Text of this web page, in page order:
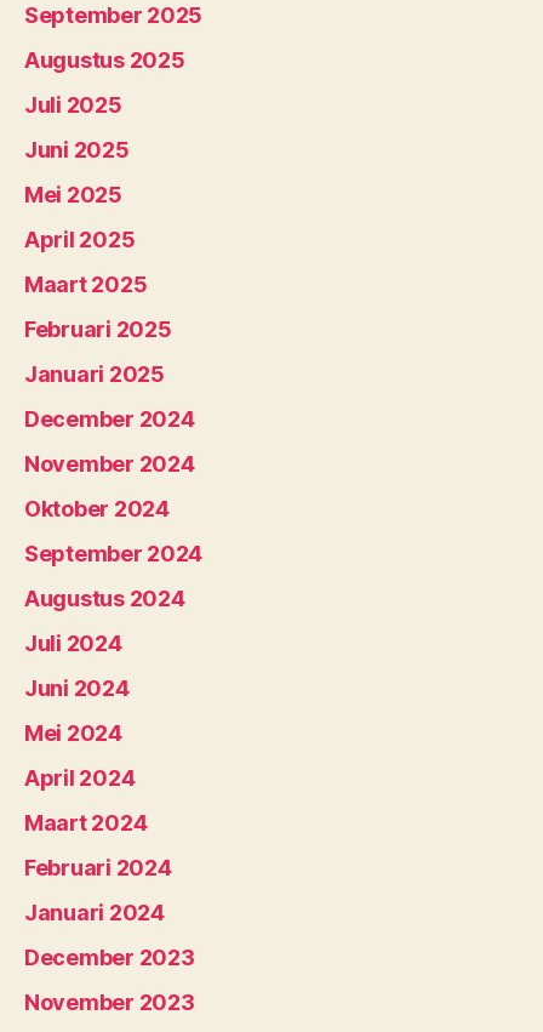
September 2025
Augustus 2025
Juli 2025
Juni 2025
Mei 2025
April 2025
Maart 2025
Februari 2025
Januari 2025
December 2024
November 2024
Oktober 2024
September 2024
Augustus 2024
Juli 2024
Juni 2024
Mei 2024
April 2024
Maart 2024
Februari 2024
Januari 2024
December 2023
November 2023